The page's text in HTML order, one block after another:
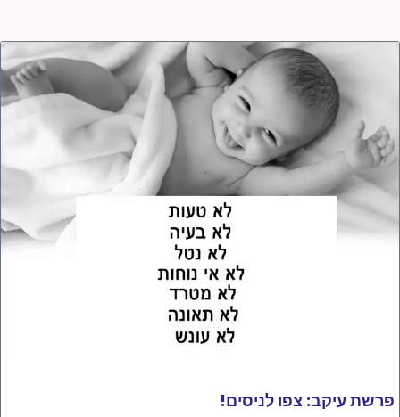
!פרשת עיקב: צפו לניסים